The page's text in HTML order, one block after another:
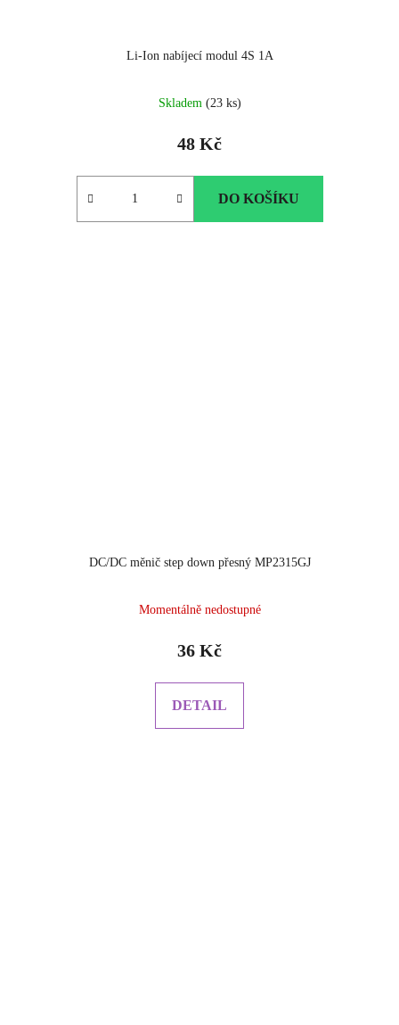
Li-Ion nabíjecí modul 4S 1A
Skladem (23 ks)
48 Kč
DO KOŠÍKU
DC/DC měnič step down přesný MP2315GJ
hodnocení
je
Momentálně nedostupné
36 Kč
DETAIL